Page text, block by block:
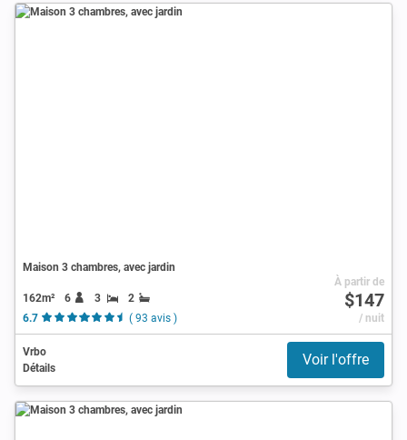
Maison 3 chambres, avec jardin
162m² 6 3
2
6.7
( 93 avis )
À partir de
$147
/ nuit
Vrbo
Détails
Voir l'offre